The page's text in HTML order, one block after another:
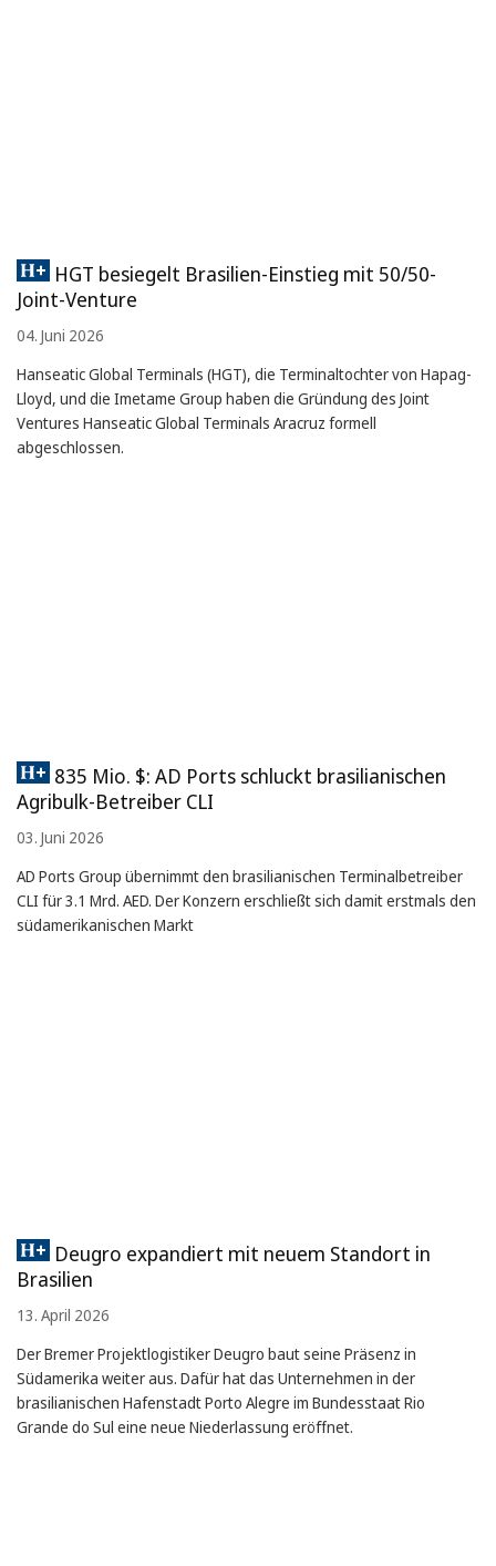
HGT besiegelt Brasilien-Einstieg mit 50/50-
Joint-Venture
04. Juni 2026
Hanseatic Global Terminals (HGT), die Terminaltochter von Hapag-
Lloyd, und die Imetame Group haben die Gründung des Joint
Ventures Hanseatic Global Terminals Aracruz formell
abgeschlossen.
835 Mio. $: AD Ports schluckt brasilianischen
Agribulk-Betreiber CLI
03. Juni 2026
AD Ports Group übernimmt den brasilianischen Terminalbetreiber
CLI für 3.1 Mrd. AED. Der Konzern erschließt sich damit erstmals den
südamerikanischen Markt
Deugro expandiert mit neuem Standort in
Brasilien
13. April 2026
Der Bremer Projektlogistiker Deugro baut seine Präsenz in
Südamerika weiter aus. Dafür hat das Unternehmen in der
brasilianischen Hafenstadt Porto Alegre im Bundesstaat Rio
Grande do Sul eine neue Niederlassung eröffnet.